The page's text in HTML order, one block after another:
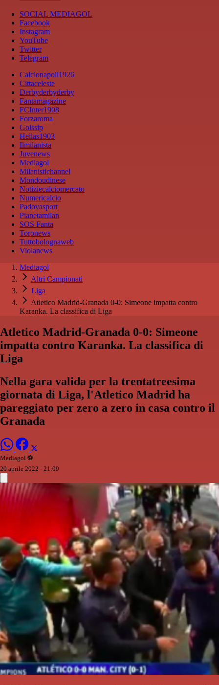
SOCIAL MEDIAGOL
Facebook
Instagram
YouTube
Twitter
Telegram
Calcionapoli1926
Cittaceleste
Derbyderbyderby
Fantamagazine
FCInter1908
Forzaroma
Golssip
Hellas1903
Ilmilanista
Juvenews
Mediagol
Milanistichannel
Mondoudinese
Notiziecalciomercato
Numericalcio
Padovasport
Pianetamilan
SOS Fanta
Toronews
Tuttobolognaweb
Violanews
Mediagol
Altri Campionati
Liga
Atletico Madrid-Granada 0-0: Simeone impatta contro
Karanka. La classifica di Liga
Atletico Madrid-Granada 0-0: Simeone
impatta contro Karanka. La classifica di
Liga
Nella gara valida per la trentatreesima
giornata di Liga, l'Atletico Madrid ha
pareggiato per zero a zero in casa contro il
Granada
Mediagol ⚽️️
20 aprile 2022 - 21:09